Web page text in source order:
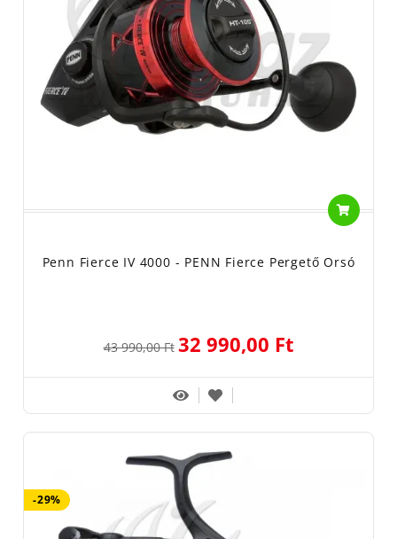
Penn Fierce IV 4000 - PENN Fierce Pergető Orsó
43 990,00 Ft 32 990,00 Ft
-29%